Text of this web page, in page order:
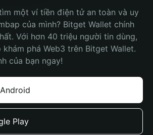
một ví tiền điện tử an toàn và uy
của mình? Bitget Wallet chính
Với hơn 40 triệu người tin dùng,
phá Web3 trên Bitget Wallet.
của bạn ngay!
Play